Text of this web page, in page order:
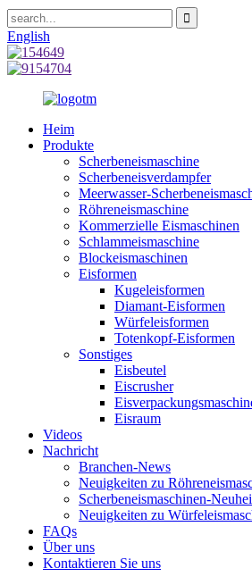
English
Heim
Produkte
Scherbeneismaschine
Scherbeneisverdampfer
Meerwasser-
Röhreneismaschine
Kommerzielle Eismaschinen
Schlammeismaschine
Blockeismaschinen
Eisformen
Kugeleisformen
Diamant-Eisformen
Würfeleisformen
Totenkopf-Eisformen
Sonstiges
Eisbeutel
Eiscrusher
Eisraum
Videos
Nachricht
Branchen-News
Neuigkeiten zu
Scherbeneismaschinen-
Neuigkeiten zu
FAQs
Über uns
Kontaktieren Sie uns